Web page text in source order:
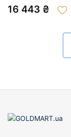
цирконом
«Конюшина» 01-
16 443 ₴